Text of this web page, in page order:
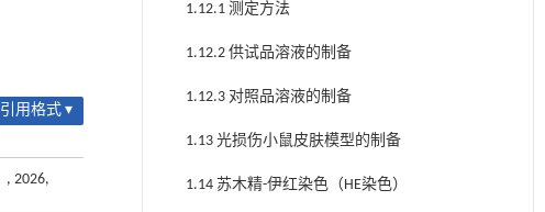
引用格式 ▾
, 2026,
1.12.1 测定方法
1.12.2 供试品溶液的制备
1.12.3 对照品溶液的制备
1.13 光损伤小鼠皮肤模型的制备
1.14 苏木精-伊红染色（HE染色）